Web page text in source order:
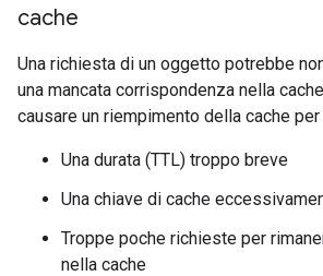
cache
Una richiesta di un oggetto potrebbe
una mancata corrispondenza nella
causare un riempimento della cache
Una durata (TTL) troppo breve
Una chiave di cache
Troppe poche richieste per
nella cache